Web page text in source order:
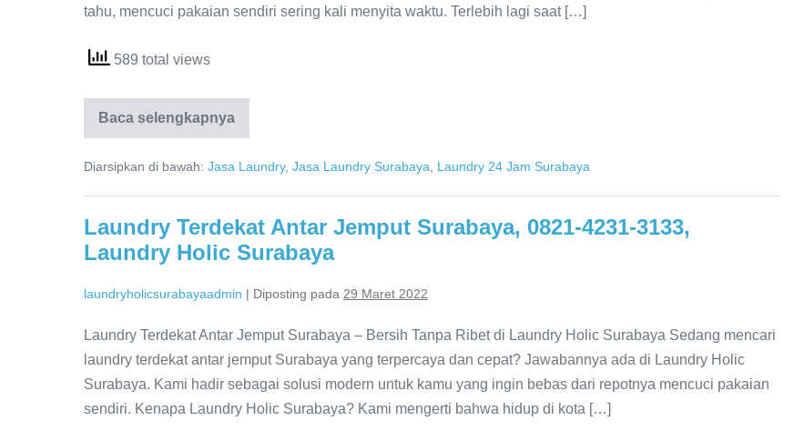
tahu, mencuci pakaian sendiri sering kali menyita waktu. Terlebih lagi saat […]
589 total views
Baca selengkapnya
Terdekat
Surabaya
Diarsipkan di bawah: Jasa Laundry, Jasa Laundry Surabaya Laundry 24 Jam Surabaya
Laundry Terdekat Antar Jemput Surabaya, 0821-4231-3133,
Laundry Holic Surabaya
laundryholicsurabayaadmin | Diposting pada 29 Maret 2022
Laundry Terdekat Antar Jemput Surabaya – Bersih Tanpa Ribet di Laundry Holic Surabaya Sedang mencari
laundry terdekat antar jemput Surabaya yang terpercaya dan cepat? Jawabannya ada di Laundry Holic
Surabaya. Kami hadir sebagai solusi modern untuk kamu yang ingin bebas dari repotnya mencuci pakaian
sendiri. Kenapa Laundry Holic Surabaya? Kami mengerti bahwa hidup di kota […]